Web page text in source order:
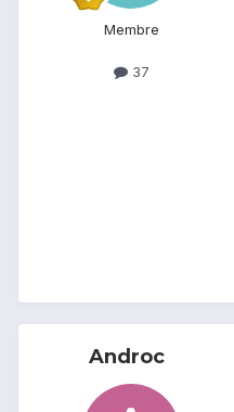
Membre
37
Androc